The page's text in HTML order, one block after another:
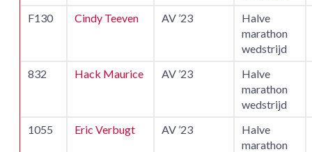
F130
Cindy Teeven AV ’23
Halve
marathon
wedstrijd
832
Hack Maurice AV ’23
Halve
marathon
wedstrijd
1055
Eric Verbugt AV ’23
Halve
marathon